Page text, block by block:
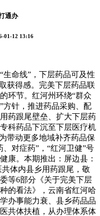
通办
01-12 13:16
命线”，下层药品可及性
获得感。完美下层药品联
环节。红河州环绕“群众
方针，推进药品采购、配
药跟尾壁垒、扩大下层药
科药品下沉至下层医疗机
带动更多地域补齐药品保
对症药”，“红河卫健”号
康。本期推出：屏边县：
体内县乡用药跟尾，敬
等6部分《关于完美下层
的看法》，云南省红河哈
办事能力衰、县乡药品品
共体扶植，从办理体系体